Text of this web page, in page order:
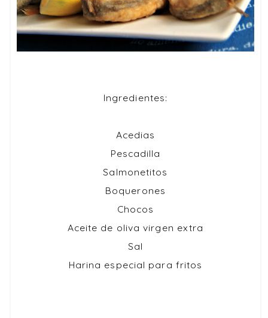
Ingredientes:
Acedias
Pescadilla
Salmonetitos
Boquerones
Chocos
Aceite de oliva virgen extra
Sal
Harina especial para fritos